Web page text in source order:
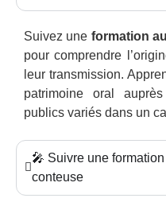
Suivez une formation
pour comprendre
leur transmission.
patrimoine oral
publics variés dans un
🎤 Suivre une
conteuse